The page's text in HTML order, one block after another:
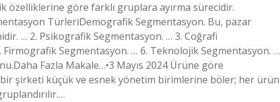
özelliklerine göre farklı gruplara ayırma sürecidir.
TürleriDemografik Segmentasyon. Bu, pazar
… 2. Psikografik Segmentasyon. … 3. Coğrafi
Segmentasyon. … 6. Teknolojik Segmentasyon. …
Fazla Makale…•3 Mayıs 2024 Ürüne göre
şirketi küçük ve esnek yönetim birimlerine böler; her ürün